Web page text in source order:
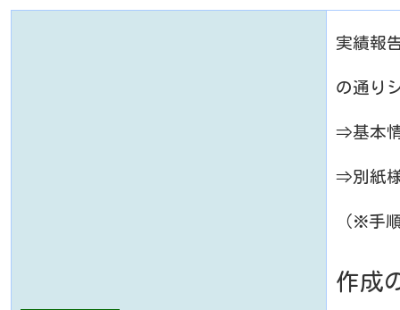
実績報
の通り
⇒基本
⇒別紙
（※手
作成